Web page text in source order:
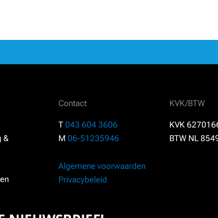
&
Contact
T 043 604 3606
M 06-51235946
Algemene voorwaarden
Privacybeleid
KVK/BTW
KVK
BTW NL